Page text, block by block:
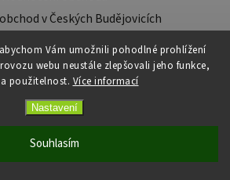
Vám umožnili pohodlné prohlížení
webu neustále zlepšovali jeho funkce,
použitelnost. Více informací
Nastavení
Souhlasím
v Českých Budějovicích
Certifikace
Věrnostní program
online platby